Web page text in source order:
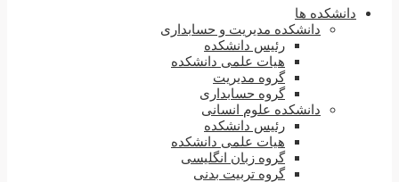
دانشکده ها
دانشکده مدیریت و حسابداری
رئیس دانشکده
هیات علمی دانشکده
گروه مدیریت
گروه حسابداری
دانشکده علوم انسانی
رئیس دانشکده
هیات علمی دانشکده
گروه زبان انگلیسی
گروه تربیت بدنی